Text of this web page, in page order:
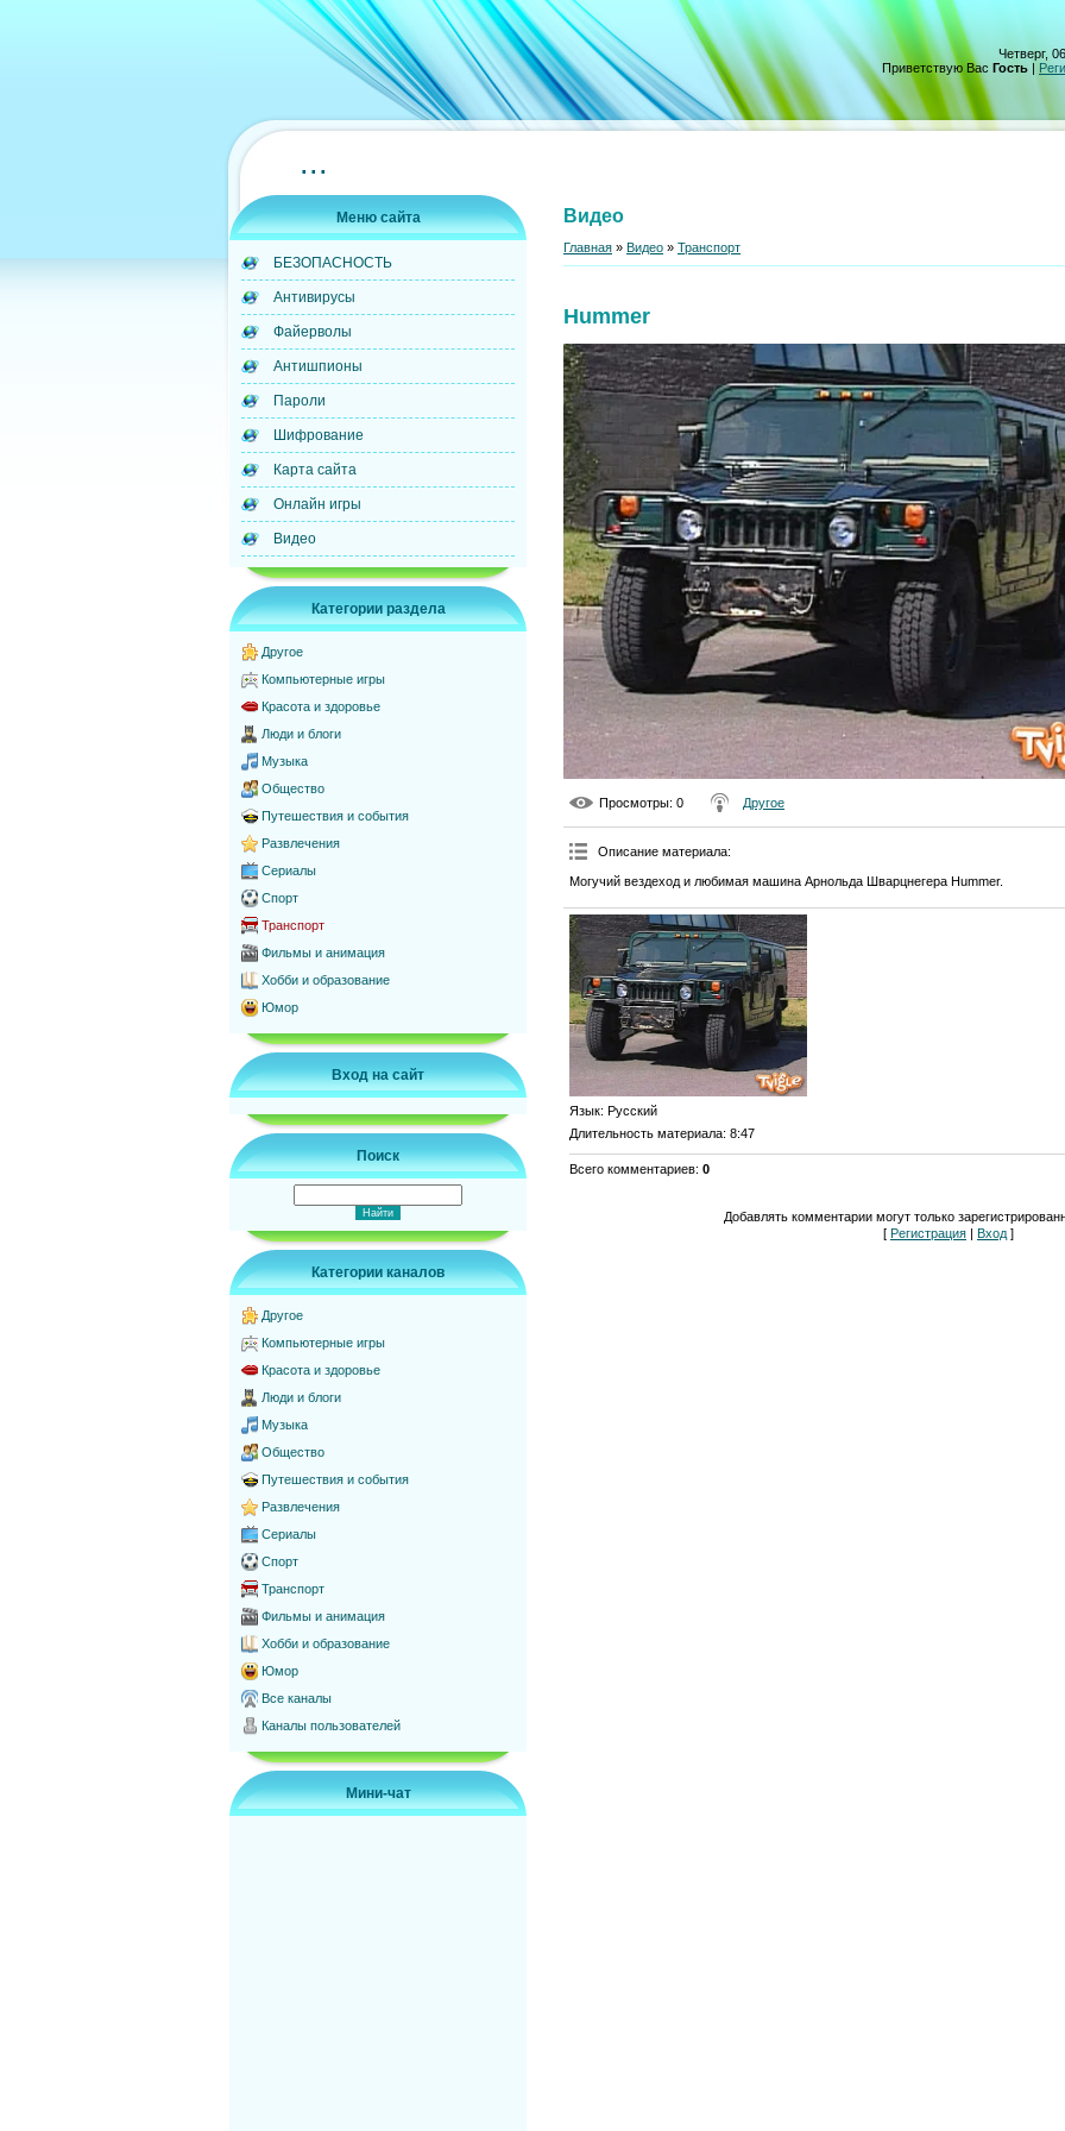
Четверг,
Приветствую Вас Гость |
...
Меню сайта
БЕЗОПАСНОСТЬ
Антивирусы
Файерволы
Антишпионы
Пароли
Шифрование
Карта сайта
Онлайн игры
Видео
Категории раздела
Другое
Компьютерные игры
Красота и здоровье
Люди и блоги
Музыка
Общество
Путешествия и события
Развлечения
Сериалы
Спорт
Транспорт
Фильмы и анимация
Хобби и образование
Юмор
Вход на сайт
Поиск
Категории каналов
Другое
Компьютерные игры
Красота и здоровье
Люди и блоги
Музыка
Общество
Путешествия и события
Развлечения
Сериалы
Спорт
Транспорт
Фильмы и анимация
Хобби и образование
Юмор
Все каналы
Каналы пользователей
Мини-чат
Видео
Главная » Видео » Транспорт
Hummer
Просмотры: 0 Другое
Описание материала:
Могучий вездеход и любимая машина Арнольда Шварцнегера Hummer.
Язык: Русский
Длительность материала: 8:47
Всего комментариев: 0
Добавлять комментарии могут только
[ Регистрация | Вход ]